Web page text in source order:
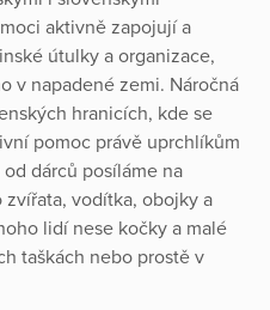
aktivně zapojují a
útulky a organizace,
v napadené zemi. Náročná
hranicích, kde se
pomoc právě uprchlíkům
dárců posíláme na
vodítka, obojky a
lidí nese kočky a malé
taškách nebo prostě v